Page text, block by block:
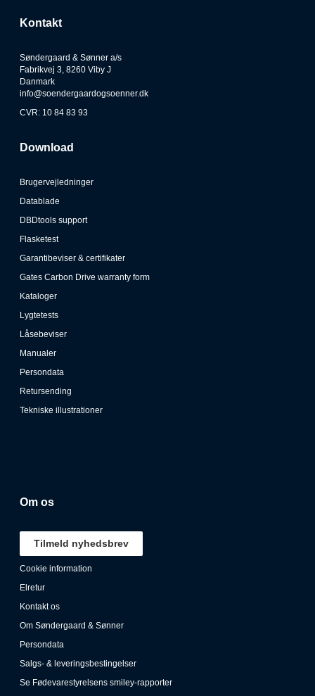
Kontakt
Søndergaard & Sønner a/s
Fabrikvej 3, 8260 Viby J
Danmark
info@soendergaardogsoenner.dk
CVR: 10 84 83 93
Download
Brugervejledninger
Datablade
DBDtools support
Flasketest
Garantibeviser & certifikater
Gates Carbon Drive warranty form
Kataloger
Lygtetests
Låsebeviser
Manualer
Persondata
Retursending
Tekniske illustrationer
Om os
Tilmeld nyhedsbrev
Cookie information
Elretur
Kontakt os
Om Søndergaard & Sønner
Persondata
Salgs- & leveringsbestingelser
Se Fødevarestyrelsens smiley-rapporter